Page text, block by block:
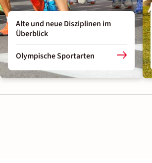
Alte und neue Disziplinen im
Überblick
Olympische Sportarten